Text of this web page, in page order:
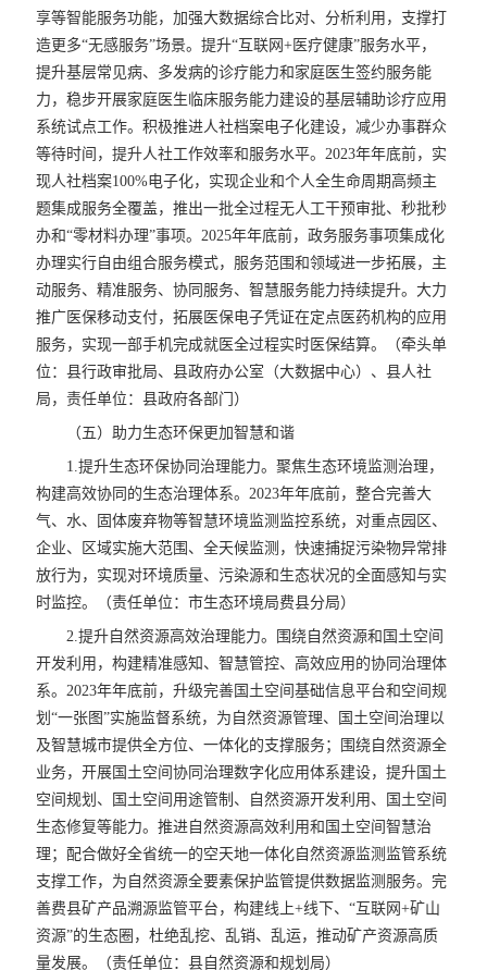
享等智能服务功能，加强大数据综合比对、分析利用，支撑打
造更多“无感服务”场景。提升“互联网+医疗健康”服务水平，
提升基层常见病、多发病的诊疗能力和家庭医生签约服务能
力，稳步开展家庭医生临床服务能力建设的基层辅助诊疗应用
系统试点工作。积极推进人社档案电子化建设，减少办事群众
等待时间，提升人社工作效率和服务水平。2023年年底前，实
现人社档案100%电子化，实现企业和个人全生命周期高频主
题集成服务全覆盖，推出一批全过程无人工干预审批、秒批秒
办和“零材料办理”事项。2025年年底前，政务服务事项集成化
办理实行自由组合服务模式，服务范围和领域进一步拓展，主
动服务、精准服务、协同服务、智慧服务能力持续提升。大力
推广医保移动支付，拓展医保电子凭证在定点医药机构的应用
服务，实现一部手机完成就医全过程实时医保结算。（牵头单
位：县行政审批局、县政府办公室（大数据中心）、县人社
局，责任单位：县政府各部门）
（五）助力生态环保更加智慧和谐
1.提升生态环保协同治理能力。聚焦生态环境监测治理，
构建高效协同的生态治理体系。2023年年底前，整合完善大
气、水、固体废弃物等智慧环境监测监控系统，对重点园区、
企业、区域实施大范围、全天候监测，快速捕捉污染物异常排
放行为，实现对环境质量、污染源和生态状况的全面感知与实
时监控。（责任单位：市生态环境局费县分局）
2.提升自然资源高效治理能力。围绕自然资源和国土空间
开发利用，构建精准感知、智慧管控、高效应用的协同治理体
系。2023年年底前，升级完善国土空间基础信息平台和空间规
划“一张图”实施监督系统，为自然资源管理、国土空间治理以
及智慧城市提供全方位、一体化的支撑服务；围绕自然资源全
业务，开展国土空间协同治理数字化应用体系建设，提升国土
空间规划、国土空间用途管制、自然资源开发利用、国土空间
生态修复等能力。推进自然资源高效利用和国土空间智慧治
理；配合做好全省统一的空天地一体化自然资源监测监管系统
支撑工作，为自然资源全要素保护监管提供数据监测服务。完
善费县矿产品溯源监管平台，构建线上+线下、“互联网+矿山
资源”的生态圈，杜绝乱挖、乱销、乱运，推动矿产资源高质
量发展。（责任单位：县自然资源和规划局）